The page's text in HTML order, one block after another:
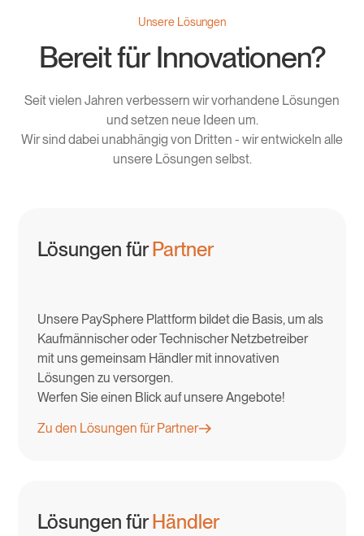
Unsere Lösungen
Bereit für Innovationen?
Seit vielen Jahren verbessern wir vorhandene Lösungen
und setzen neue Ideen um.
Wir sind dabei unabhängig von Dritten - wir entwickeln alle
unsere Lösungen selbst.
Lösungen fürPartner
Unsere PaySphere Plattform bildet die Basis, um als
Kaufmännischer oder Technischer Netzbetreiber
mit uns gemeinsam Händler mit innovativen
Lösungen zu versorgen.
Werfen Sie einen Blick auf unsere Angebote!
Zu den Lösungen für Partner
Lösungen fürHändler